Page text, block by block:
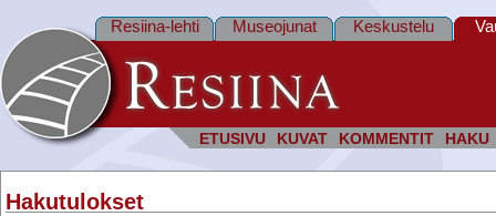
ETUSIVU KUVAT KOMMENTIT HAKU
Resiina-lehti Museojunat Keskustelu
Hakutulokset